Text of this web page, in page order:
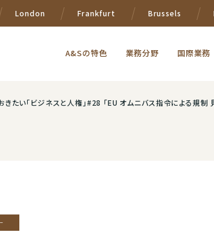
London Frankfurt Brussels
A&Sの特色 業務分野 国際業務
きたい「ビジネスと人権」#28 「EU オムニバス指令による規制